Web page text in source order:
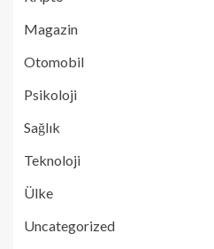
Magazin
Otomobil
Psikoloji
Sağlık
Teknoloji
Ülke
Uncategorized